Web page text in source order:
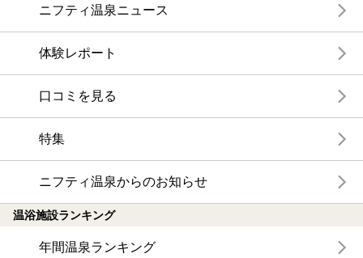
ニフティ温泉ニュース
体験レポート
口コミを見る
特集
ニフティ温泉からのお知らせ
温浴施設ランキング
年間温泉ランキング